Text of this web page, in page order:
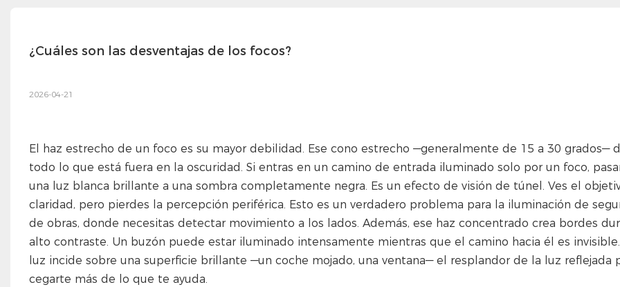
¿Cuáles son las desventajas de los focos?
2026-04-21
El haz estrecho de un foco es su mayor debilidad. Ese cono estrecho —generalmente de 15 a 30 grados—
todo lo que está fuera en la oscuridad. Si entras en un camino de entrada iluminado solo por un foco,
una luz blanca brillante a una sombra completamente negra. Es un efecto de visión de túnel. Ves el
claridad, pero pierdes la percepción periférica. Esto es un verdadero problema para la iluminación de
de obras, donde necesitas detectar movimiento a los lados. Además, ese haz concentrado crea bordes
alto contraste. Un buzón puede estar iluminado intensamente mientras que el camino hacia él es invisible.
luz incide sobre una superficie brillante —un coche mojado, una ventana— el resplandor de la luz reflejada
cegarte más de lo que te ayuda.